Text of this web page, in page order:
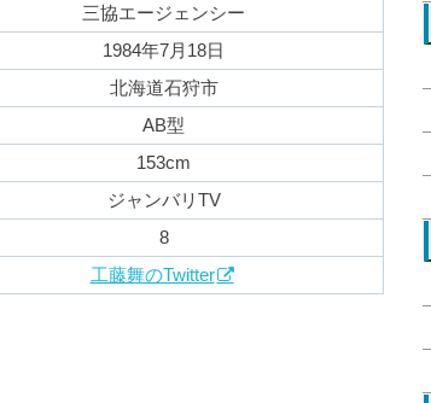
三協エージェンシー
1984年7月18日
北海道石狩市
AB型
153cm
ジャンバリTV
8
工藤舞のTwitter